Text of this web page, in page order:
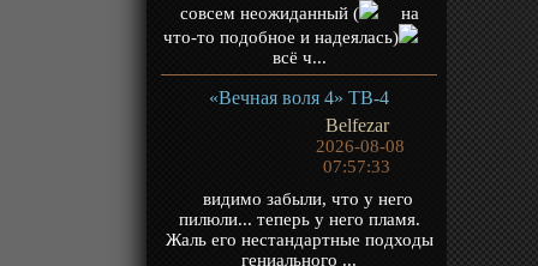
совсем неожиданный (
на
что-то подобное и надеялась)
всё ч...
«Вечная воля 4» ТВ-4
Belfezar
2026-08-08
07:57:33
видимо забыли, что у него
пилюли... теперь у него пламя.
Жаль его нестандартные подходы
гениального ...